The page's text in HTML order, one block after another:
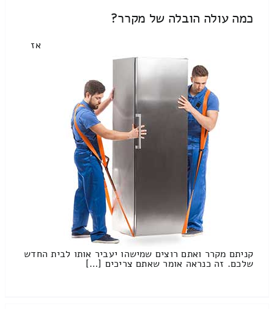
כמה עולה הובלה של מקרר?
אז
קניתם מקרר ואתם רוצים שמישהו יעביר אותו לבית החדש
שלכם. זה כנראה אומר שאתם צריכים […]